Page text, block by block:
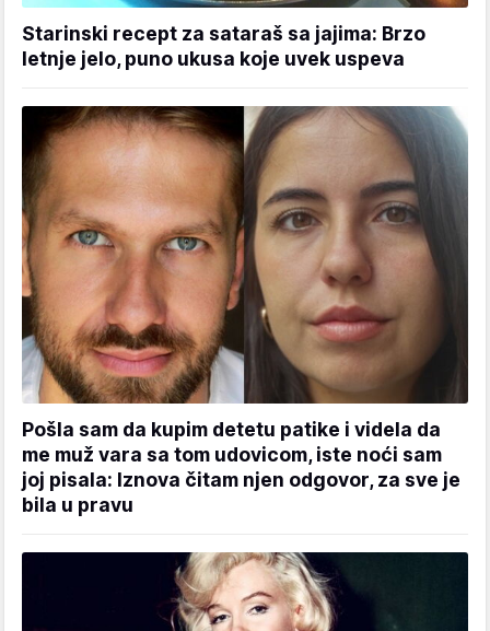
Starinski recept za sataraš sa jajima: Brzo
letnje jelo, puno ukusa koje uvek uspeva
Pošla sam da kupim detetu patike i videla da
me muž vara sa tom udovicom, iste noći sam
joj pisala: Iznova čitam njen odgovor, za sve je
bila u pravu